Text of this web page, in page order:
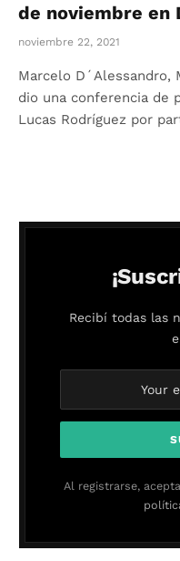
de noviembre en
noviembre 22, 2021
Marcelo D´Alessandro,
dio una conferencia de
Lucas Rodríguez por
Recibí todas las
Al registrarse,